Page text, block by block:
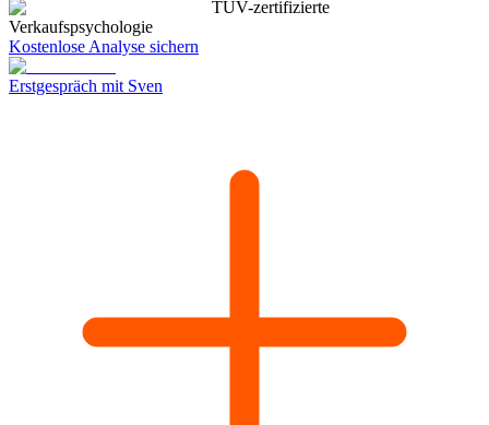
TÜV-zertifizierte
Verkaufspsychologie
Kostenlose Analyse sichern
Erstgespräch mit Sven